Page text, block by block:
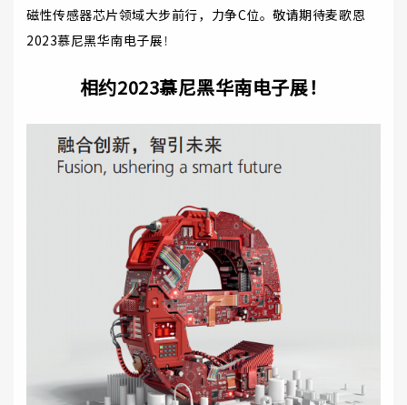
磁性传感器芯片领域大步前行，力争C位。敬请期待麦歌恩
2023慕尼黑华南电子展！
相约2023慕尼黑华南电子展！